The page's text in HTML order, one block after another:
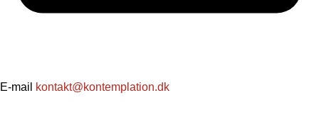
E-mail kontakt@kontemplation.dk